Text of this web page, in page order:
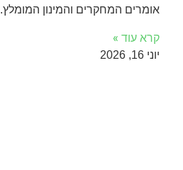
אומרים המחקרים והמינון המומלץ.
קרא עוד »
יוני 16, 2026